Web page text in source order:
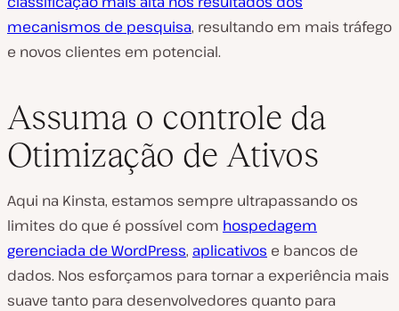
mecanismos de pesquisa, resultando em mais tráfego
e novos clientes em potencial.
Assuma o controle da
Otimização de Ativos
Aqui na Kinsta, estamos sempre ultrapassando os
limites do que é possível com hospedagem
gerenciada de WordPress, aplicativos e bancos de
dados. Nos esforçamos para tornar a experiência mais
suave tanto para desenvolvedores quanto para